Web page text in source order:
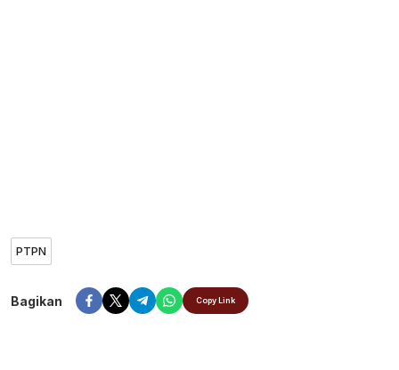
PTPN
Bagikan Copy Link